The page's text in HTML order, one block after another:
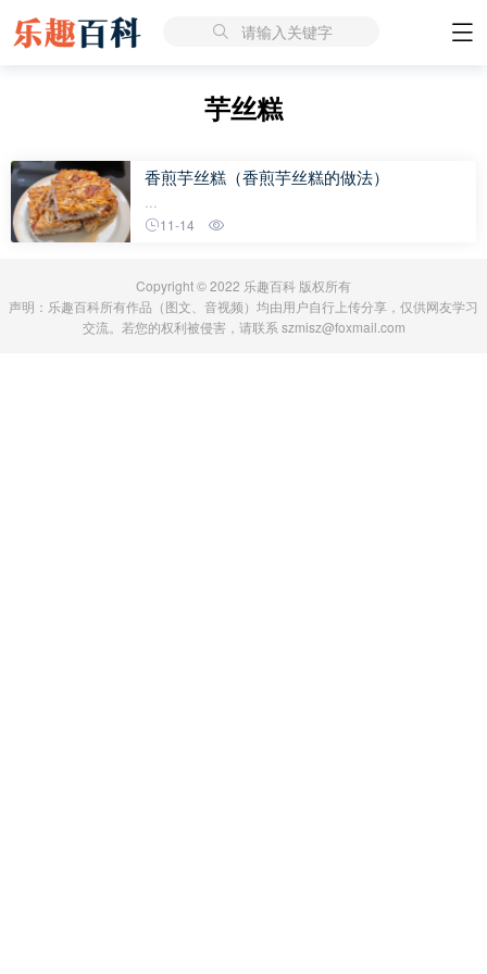
请输入关键字
芋丝糕
香煎芋丝糕（香煎芋丝糕的做法）
...
11-14
Copyright © 2022 乐趣百科 版权所有
声明：乐趣百科所有作品（图文、音视频）均由用户自行上传分享，仅供网友学习
交流。若您的权利被侵害，请联系 szmisz@foxmail.com